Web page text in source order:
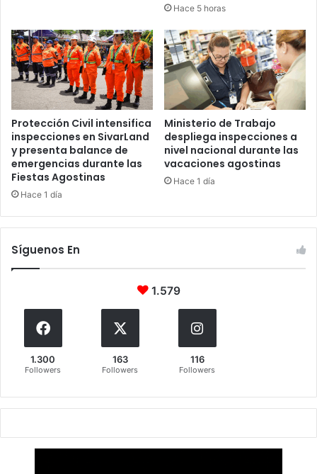
Hace 5 horas
Protección Civil intensifica
inspecciones en SivarLand
y presenta balance de
emergencias durante las
Fiestas Agostinas
Hace 1 día
Ministerio de Trabajo
despliega inspecciones a
nivel nacional durante las
vacaciones agostinas
Hace 1 día
Síguenos En
1.579
1.300
Followers
163
Followers
116
Followers